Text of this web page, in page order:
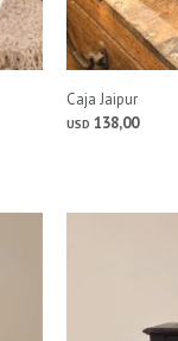
Caja Jaipur
USD 138,00